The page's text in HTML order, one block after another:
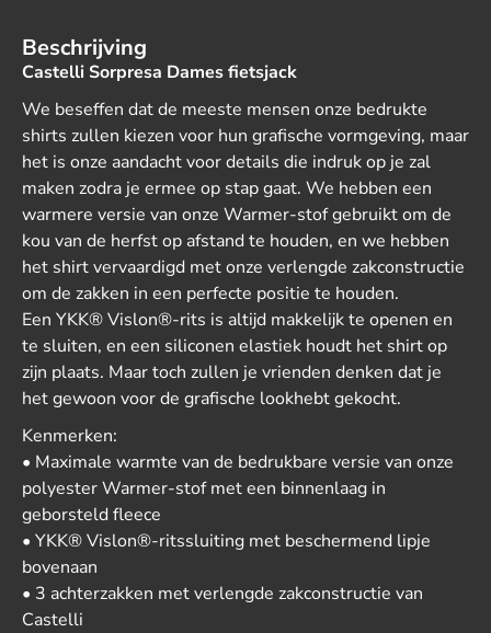
Beschrijving
Castelli Sorpresa Dames fietsjack
We beseffen dat de meeste mensen onze bedrukte
shirts zullen kiezen voor hun grafische vormgeving, maar
het is onze aandacht voor details die indruk op je zal
maken zodra je ermee op stap gaat. We hebben een
warmere versie van onze Warmer-stof gebruikt om de
kou van de herfst op afstand te houden, en we hebben
het shirt vervaardigd met onze verlengde zakconstructie
om de zakken in een perfecte positie te houden.
Een YKK® Vislon®-rits is altijd makkelijk te openen en
te sluiten, en een siliconen elastiek houdt het shirt op
zijn plaats. Maar toch zullen je vrienden denken dat je
het gewoon voor de grafische lookhebt gekocht.
Kenmerken:
• Maximale warmte van de bedrukbare versie van onze
polyester Warmer-stof met een binnenlaag in
geborsteld fleece
• YKK® Vislon®-ritssluiting met beschermend lipje
bovenaan
• 3 achterzakken met verlengde zakconstructie van
Castelli